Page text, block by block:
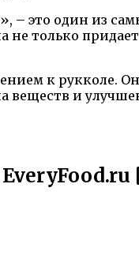
– это один из
только
к рукколе.
веществ и